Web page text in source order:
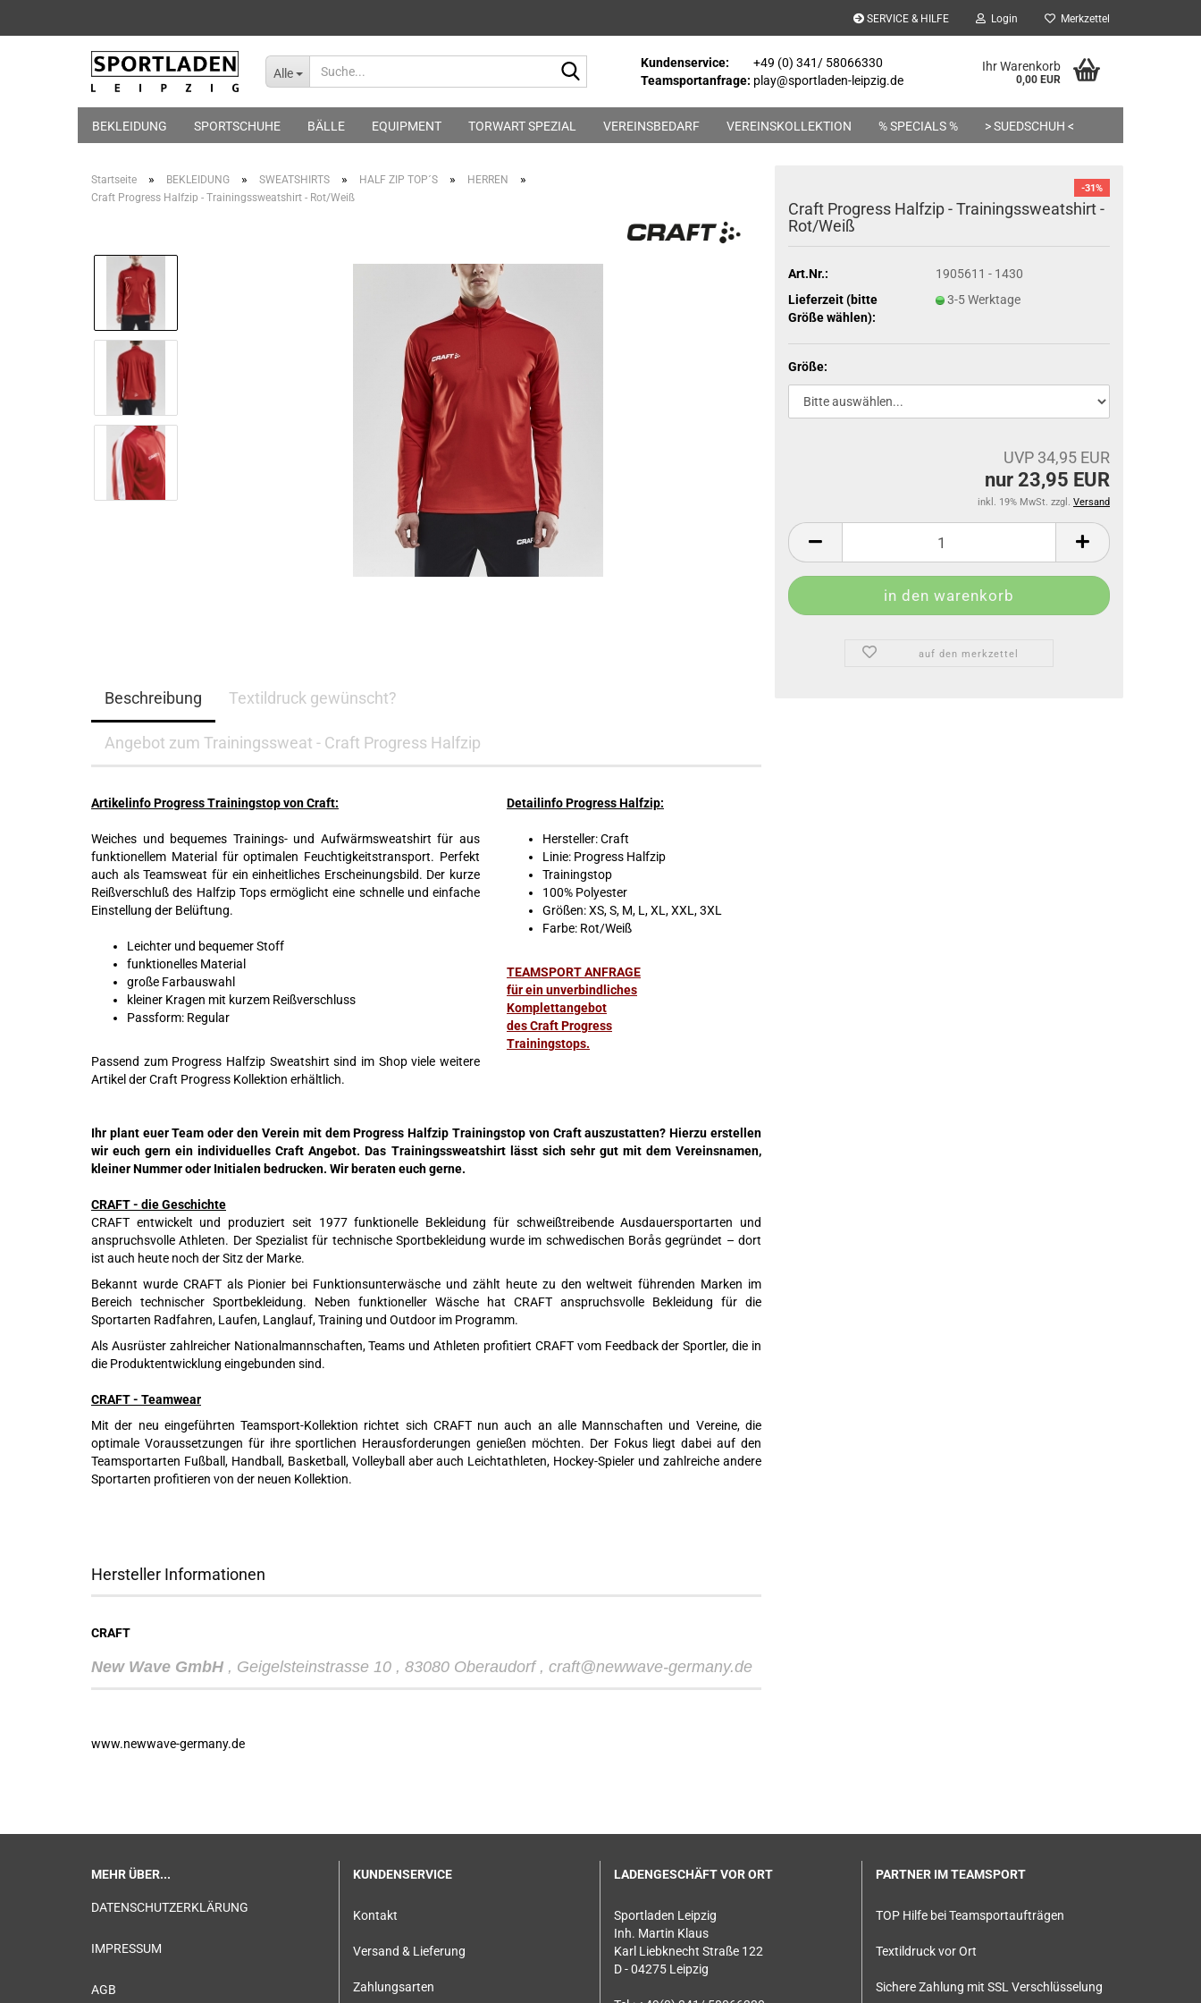
SERVICE & HILFE Login Merkzettel
Alle
Kundenservice:
+49 (0) 341/ 58066330
Teamsportanfrage: play@sportladen-leipzig.de
Ihr Warenkorb
0,00 EUR
BEKLEIDUNG SPORTSCHUHE BÄLLE EQUIPMENT TORWART SPEZIAL VEREINSBEDARF VEREINSKOLLEKTION % SPECIALS % > SUEDSCHUH <
Startseite » BEKLEIDUNG » SWEATSHIRTS » HALF ZIP TOP´S » HERREN »
Craft Progress Halfzip - Trainingssweatshirt - Rot/Weiß
-31%
Craft Progress Halfzip - Trainingssweatshirt -
Rot/Weiß
Art.Nr.:
1905611 - 1430
Lieferzeit (bitte
Größe wählen):
3-5 Werktage
Größe:
UVP 34,95 EUR
nur 23,95 EUR
inkl. 19% MwSt. zzgl. Versand
auf den merkzettel
Beschreibung Textildruck gewünscht?
Angebot zum Trainingssweat - Craft Progress Halfzip
Artikelinfo Progress Trainingstop von Craft: Detailinfo Progress Halfzip:
Weiches und bequemes Trainings- und Aufwärmsweatshirt für aus
funktionellem Material für optimalen Feuchtigkeitstransport. Perfekt
auch als Teamsweat für ein einheitliches Erscheinungsbild. Der kurze
Reißverschluß des Halfzip Tops ermöglicht eine schnelle und einfache
Einstellung der Belüftung.
Leichter und bequemer Stoff
funktionelles Material
große Farbauswahl
kleiner Kragen mit kurzem Reißverschluss
Passform: Regular
Passend zum Progress Halfzip Sweatshirt sind im Shop viele weitere
Artikel der Craft Progress Kollektion erhältlich.
Hersteller: Craft
Linie: Progress Halfzip
Trainingstop
100% Polyester
Größen: XS, S, M, L, XL, XXL, 3XL
Farbe: Rot/Weiß
TEAMSPORT ANFRAGE
für ein unverbindliches
Komplettangebot
des Craft Progress
Trainingstops.
Ihr plant euer Team oder den Verein mit dem Progress Halfzip Trainingstop von Craft auszustatten? Hierzu erstellen
wir euch gern ein individuelles Craft Angebot. Das Trainingssweatshirt lässt sich sehr gut mit dem Vereinsnamen,
kleiner Nummer oder Initialen bedrucken. Wir beraten euch gerne.
CRAFT - die Geschichte
CRAFT entwickelt und produziert seit 1977 funktionelle Bekleidung für schweißtreibende Ausdauersportarten und
anspruchsvolle Athleten. Der Spezialist für technische Sportbekleidung wurde im schwedischen Borås gegründet – dort
ist auch heute noch der Sitz der Marke.
Bekannt wurde CRAFT als Pionier bei Funktionsunterwäsche und zählt heute zu den weltweit führenden Marken im
Bereich technischer Sportbekleidung. Neben funktioneller Wäsche hat CRAFT anspruchsvolle Bekleidung für die
Sportarten Radfahren, Laufen, Langlauf, Training und Outdoor im Programm.
Als Ausrüster zahlreicher Nationalmannschaften, Teams und Athleten profitiert CRAFT vom Feedback der Sportler, die in
die Produktentwicklung eingebunden sind.
CRAFT - Teamwear
Mit der neu eingeführten Teamsport-Kollektion richtet sich CRAFT nun auch an alle Mannschaften und Vereine, die
optimale Voraussetzungen für ihre sportlichen Herausforderungen genießen möchten. Der Fokus liegt dabei auf den
Teamsportarten Fußball, Handball, Basketball, Volleyball aber auch Leichtathleten, Hockey-Spieler und zahlreiche andere
Sportarten profitieren von der neuen Kollektion.
Hersteller Informationen
CRAFT
New Wave GmbH , Geigelsteinstrasse 10 , 83080 Oberaudorf , craft@newwave-germany.de
www.newwave-germany.de
MEHR ÜBER...
DATENSCHUTZERKLÄRUNG
IMPRESSUM
AGB
KUNDENSERVICE
Kontakt
Versand & Lieferung
Zahlungsarten
LADENGESCHÄFT VOR ORT
Sportladen Leipzig
Inh. Martin Klaus
Karl Liebknecht Straße 122
D - 04275 Leipzig
PARTNER IM TEAMSPORT
TOP Hilfe bei Teamsportaufträgen
Textildruck vor Ort
Sichere Zahlung mit SSL Verschlüsselung